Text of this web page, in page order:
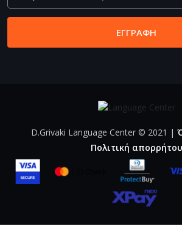
ΕΓΓΡΑΦΉ
D.Grivaki Language Center © 2021 |
Πολιτική απορρήτου